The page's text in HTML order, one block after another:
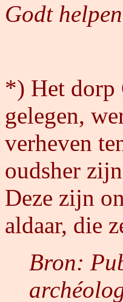
Godt
*) Het dorp
gelegen,
verheven
oudsher
Deze zijn
aldaar, die
Bron: